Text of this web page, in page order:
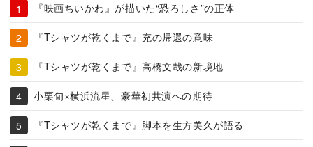
『映画ちいかわ』が描いた“恐ろしさ”の正体
『Tシャツが乾くまで』充の帰還の意味
『Tシャツが乾くまで』高橋文哉の新境地
小栗旬×横浜流星、豪華初共演への期待
『Tシャツが乾くまで』脚本を生方美久が語る